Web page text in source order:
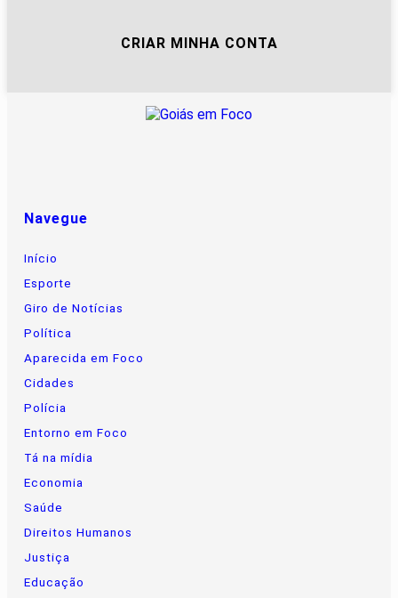
CRIAR MINHA CONTA
Navegue
Início
Esporte
Giro de Notícias
Política
Aparecida em Foco
Cidades
Polícia
Entorno em Foco
Tá na mídia
Economia
Saúde
Direitos Humanos
Justiça
Educação